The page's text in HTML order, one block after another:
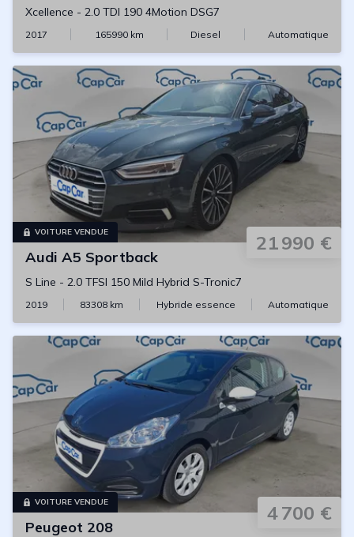
Xcellence - 2.0 TDI 190 4Motion DSG7
2017 165990km Diesel Automatique
VOITURE VENDUE 21 990 €
Audi A5 Sportback
S Line - 2.0 TFSI 150 Mild Hybrid S-Tronic7
2019 83308 km Hybride essence Automatique
VOITURE VENDUE 4 700 €
Peugeot 208